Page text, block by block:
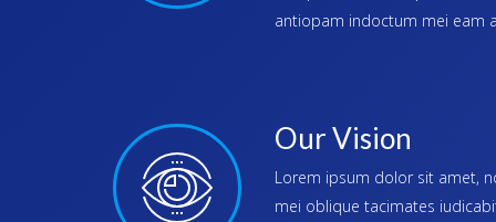
antiopam indoctum mei eam
Our Vision
Lorem ipsum dolor sit amet,
mei oblique tacimates